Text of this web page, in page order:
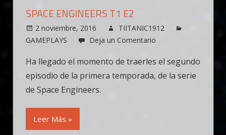
SPACE ENGINEERS T1 E2
2 noviembre, 2016
TIITANIC1912
GAMEPLAYS
Deja un Comentario
Ha llegado el momento de traerles el segundo
episodio de la primera temporada, de la serie
de Space Engineers.
Leer Más »